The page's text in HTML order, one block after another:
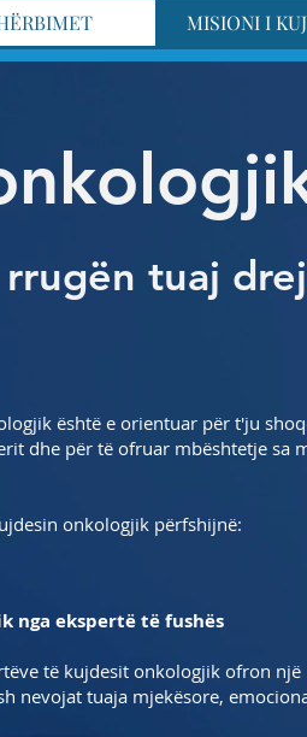
MISIONI I
tuaj
është e orientuar për t'ju
dhe për të ofruar mbështetje sa
onkologjik përfshijnë:
nga ekspertë të fushës
të kujdesit onkologjik ofron një
nevojat tuaja mjekësore,